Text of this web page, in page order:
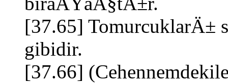
[37.65] TomurcuklarÄ±
gibidir.
[37.66]